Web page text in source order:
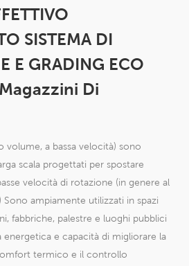
SISTEMA DI
E GRADING ECO
Di
volume, a bassa velocità) sono
scala progettati per spostare
velocità di rotazione (in genere al
ampiamente utilizzati in spazi
fabbriche, palestre e luoghi pubblici
energetica e capacità di migliorare la
termico e il controllo